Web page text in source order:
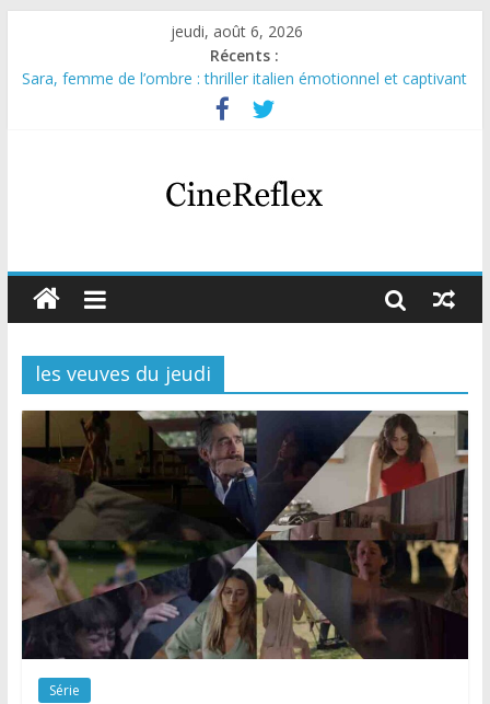
jeudi, août 6, 2026
Récents :
Sara, femme de l’ombre : thriller italien émotionnel et captivant
Journal d’une fille larguée : nouvelle série suédoise sur Netflix
Aema : mini-série sur le tournage d’un film érotique devenu
Glass Heart : excellente série musicale avec Takeru Satō
Olympo, saison 1 : nouvelle série qui séduira les fans de
les veuves du jeudi
Série